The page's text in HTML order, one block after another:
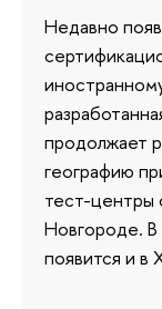
Недавно
продолжает
географию
тест-
Новгороде.
появится и в